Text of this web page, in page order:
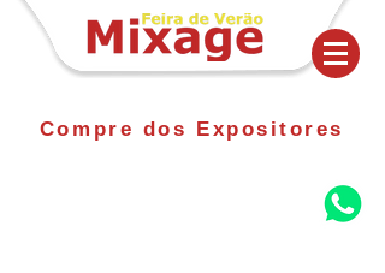
Compre dos Expositores